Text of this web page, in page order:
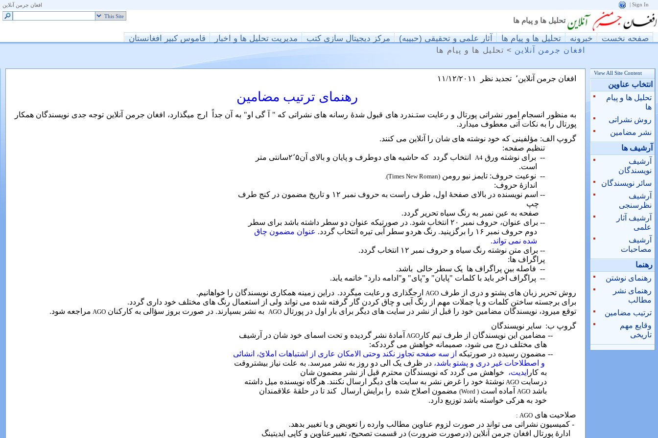
افغان جرمن آنلاین Sign In
تحليل ها و پيام ها
صفحه نخست خبرونه تحليل ها و پيام ها آثار علمی و تحقیقی (حبیبه) مرکز دیجیتال سازی کتب مدیریت تحلیل ها و اخبار قاموس کبیر افغانستان
افغان جرمن آنلاین > تحليل ها و پيام ها
View All Site Content
انتخاب عناوین
تحليل ها و پيام
ها
روش نشراتی
نشر مضامین
آرشيف ها
آرشيف
نويسندگان
سائر نويسندگان
آرشیف
نظرسنجی
آرشیف آثار
علمی
آرشیف
مصاحبات
رهنما
رهنمای نوشتن
رهنمای نشر
مطالب
ترتیب مضامین
وقایع مهم
تاریخی
افغان جرمن آنلاین٬ تجدید نظر ۱۱/۱۲/۲۰۱۱
رهنمای ترتیب مضامین
به منظور انسجام امور نشراتی پورتال و رعایت ستـندرد های قبول شدۀ رسانه های نشراتی که " آ گی او" به آن جداً
ارج میگذارد، افغان جرمن آنلاین توجه جدی نویسندگان همکار
پورتال را به نکات آتی معطوف میدارد.
گروپ الف: مؤلفینی که خود نوشته های شان را آنلاین می کنند.
تنظیم صفحه:
-- برای نوشته ورق A4 انتخاب گردد که حاشیه های دوطرف و پایان و بالای آن۲٬۵سانتی متر
است.
-- نوعیت حروف: تایمز نیو رومن (
Times New Roman
).
اندازۀ حروف:
-- اسم نویسنده در بالای صفحۀ اول، طرف راست به حروف نمبر ۱۲ و تاریخ مضمون در کنج طرف
چپ
صفحه به عین نمبر به رنگ سیاه تحریر گردد.
-- برای عنوان، حروف نمبر ۲۰ انتخاب شود. در صورتیکه عنوان دو سطر داشته باشد برای سطر
دوم حروف نمبر ۱۶ را برگزینید. رنگ هردو سطر آبی تیره انتخاب گردد.
عنوان مضمون چاق
شده نمی تواند.
-- برای متن نوشته رنگ سیاه و حروف نمبر ۱۲ انتخاب گردد.
پراگراف ها:
-- فاصله بین پراگراف ها یک سطر خالی باشد.
-- پراگراف آخر باید با کلمات "پایان" و"پای" و"ادامه دارد" خاتمه یابد.
روش تحریر زبان های پشتو و دری از طرف AGO ارجگذاری و رعایت میگردد. دراین زمینه همکاری نویسندگان را خواهانیم.
برای برجسته ساختن کلمات و یا جملات مهم از رنگ آبی و چاق کردن گار گرفته شده می تواند ولی از استعمال رنگ های مختلف خود داری گردد.
توقع میرود، نویسندگان مضامین خود را قبل از نشر در سایت های دیگر برای بار اول در پورتال AGO به نشر بسپارند. در صورت بروز سؤالی به کارکنان AGO مراجعه شود.
گروپ ب: سایر نویسندگان
-- مضامین این نویسندگان از طرف تیم کار AGO آمادۀ نشر گردیده و تحت اسمای خود شان در آرشیف
های مختلف درج می شود، صمیمانه خواهش می گرددکه:
-- مضمون رسیده در صورتیکه از سه صفحه تجاوز نکند وحتی الامکان عاری از اشتباهات املائ، انشائی
و اصطلاحات غیر دری و پشتو باشد، در ظرف یک الی دو روز به نشر میرسد. به علت نیاز بیشتروقت
به کار ایدیت، خواهش می گردد که نویسندگان محترم قبل از نشر مضمون شان
درسایت AGO نوشتۀ خود را غرض نشر به سایت های دیگر ارسال نکنند. هرگاه نویسنده میل داشته
باشد AGO آماده است (
Word
)مضمون اصلاح شده را برایش ارسال کند تا در حلقۀ علاقمندان
خود به هرکی خواسته باشد توزیع دارد.
صلاحیت های AGO
:
- کمیسیون نشراتی می تواند در صورت لزوم عناوین مطالب وارده را تعویض و یا تغییر بدهد.
ادارۀ پورتال افغان جرمن آنلاین (درصورت ضرورت) در قسمت تصحیح، تغییرعناوین و کاپی ایدیتینگ